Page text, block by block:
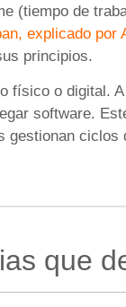
(tiempo de
explicado por
principios.
físico o digital.
software.
gestionan
que